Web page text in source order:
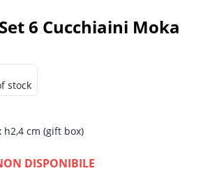
6 Cucchiaini Moka
stock
h2,4 cm (gift box)
DISPONIBILE